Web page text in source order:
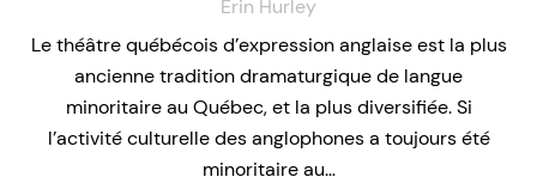
Erin Hurley
Le théâtre québécois d’expression anglaise est la plus
ancienne tradition dramaturgique de langue
minoritaire au Québec, et la plus diversifiée. Si
l’activité culturelle des anglophones a toujours été
minoritaire au…